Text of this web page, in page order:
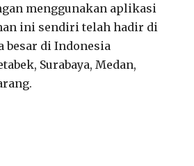
menggunakan aplikasi
ini sendiri telah hadir di
besar di Indonesia
Surabaya, Medan,